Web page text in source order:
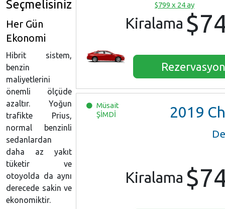
$799 x 24 ay
Kiralama
Rezervasyon
Müsait
ŞİMDİ
2019
Kiralama
Seçmelisiniz
Her Gün
Ekonomi
Hibrit sistem,
benzin
maliyetlerini
önemli ölçüde
azaltır. Yoğun
trafikte Prius,
normal benzinli
sedanlardan
daha az yakıt
tüketir ve
otoyolda da aynı
derecede sakin ve
ekonomiktir.